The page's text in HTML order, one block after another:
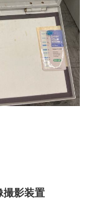
影装置